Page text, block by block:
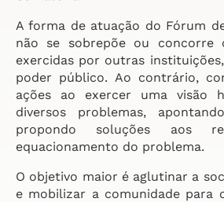
A forma de atuação do Fórum
não se sobrepõe ou concorre
exercidas por outras
poder público. Ao contrário,
ações ao exercer uma visão
diversos problemas,
propondo soluções aos
equacionamento do problema.
O objetivo maior é aglutinar a
e mobilizar a comunidade para